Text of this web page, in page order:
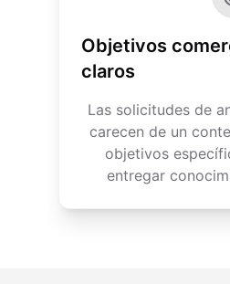
Objetivos
claros
Las solicitudes de
carecen de un
objetivos
entregar